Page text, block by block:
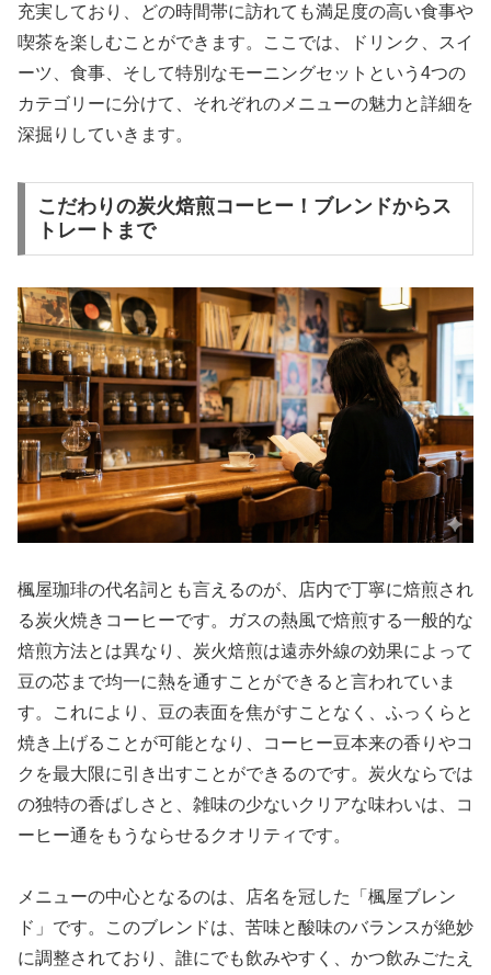
充実しており、どの時間帯に訪れても満足度の高い食事や
喫茶を楽しむことができます。ここでは、ドリンク、スイ
ーツ、食事、そして特別なモーニングセットという4つの
カテゴリーに分けて、それぞれのメニューの魅力と詳細を
深掘りしていきます。
こだわりの炭火焙煎コーヒー！ブレンドからス
トレートまで
楓屋珈琲の代名詞とも言えるのが、店内で丁寧に焙煎され
る炭火焼きコーヒーです。ガスの熱風で焙煎する一般的な
焙煎方法とは異なり、炭火焙煎は遠赤外線の効果によって
豆の芯まで均一に熱を通すことができると言われていま
す。これにより、豆の表面を焦がすことなく、ふっくらと
焼き上げることが可能となり、コーヒー豆本来の香りやコ
クを最大限に引き出すことができるのです。炭火ならでは
の独特の香ばしさと、雑味の少ないクリアな味わいは、コ
ーヒー通をもうならせるクオリティです。
メニューの中心となるのは、店名を冠した「楓屋ブレン
ド」です。このブレンドは、苦味と酸味のバランスが絶妙
に調整されており、誰にでも飲みやすく、かつ飲みごたえ